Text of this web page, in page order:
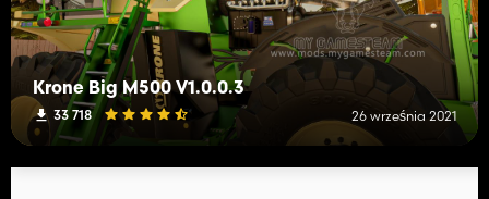
Krone Big M500 V1.0.0.3
33 718 26 września 2021